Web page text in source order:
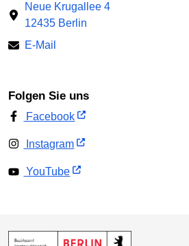
Neue Krugallee 4
12435 Berlin
E-Mail
Folgen Sie uns
Facebook
Instagram
YouTube